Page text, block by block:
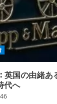
英国の由緒
代へ